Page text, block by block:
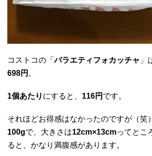
コストコの「バラエティフォカッチャ 」
698円 。
1個あたり にすると、 116円 です。
それほどお得感はなかったのですが（笑
100gで、大きさは12cm×13cmってとこ
ると、かなり満腹感があります。